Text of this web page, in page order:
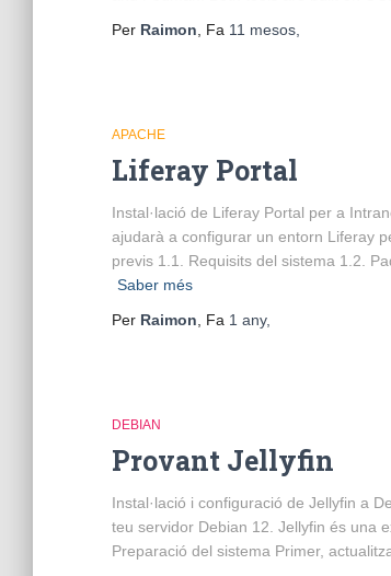
Per Raimon , Fa 11 mesos
APACHE
Liferay Portal
Instal·lació de Liferay Portal per a
ajudarà a configurar un entorn Liferay
previs 1.1. Requisits del sistema 1.2.
Saber més
Per Raimon , Fa 1 any,
DEBIAN
Provant Jellyfin
Instal·lació i configuració de Jellyfin a
teu servidor Debian 12. Jellyfin és una
Preparació del sistema Primer,